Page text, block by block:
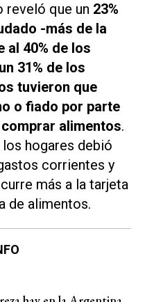
reveló que un 23%
-más de la
al 40% de los
31% de los
tuvieron que
o fiado por parte
alimentos.
hogares debió
corrientes y
más a la tarjeta
de alimentos.